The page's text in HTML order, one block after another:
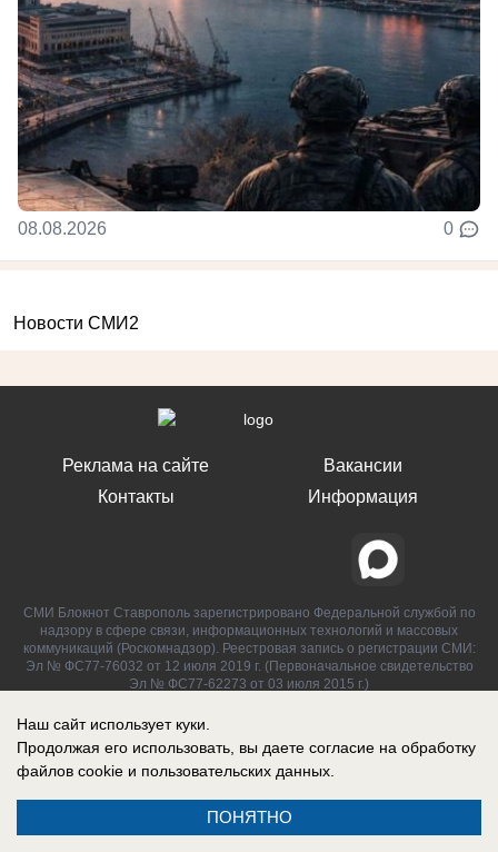
08.08.2026 0
Новости СМИ2
Реклама на сайте
Контакты
Вакансии
Информация
СМИ Блокнот Ставрополь зарегистрировано Федеральной службой по
надзору в сфере связи, информационных технологий и массовых
коммуникаций (Роскомнадзор). Реестровая запись о регистрации СМИ:
Эл № ФС77-76032 от 12 июля 2019 г. (Первоначальное свидетельство
Эл № ФС77-62273 от 03 июля 2015 г.)
Наш сайт использует куки.
Продолжая его использовать, вы даете согласие на обработку
файлов cookie и пользовательских данных.
ПОНЯТНО